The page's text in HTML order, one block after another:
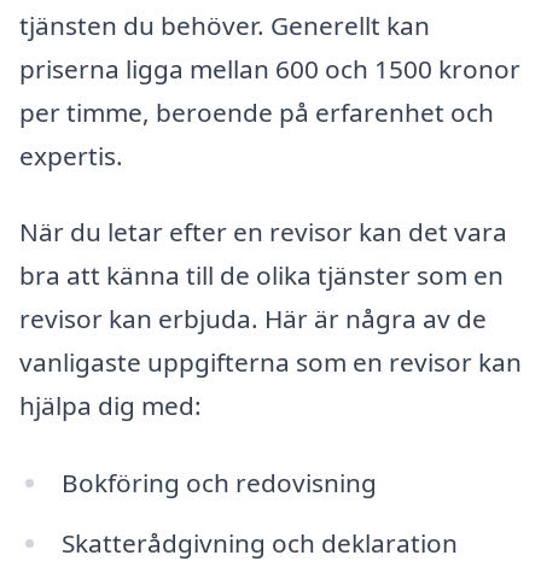
tjänsten du behöver. Generellt kan
priserna ligga mellan 600 och 1500 kronor
per timme, beroende på erfarenhet och
expertis.
När du letar efter en revisor kan det vara
bra att känna till de olika tjänster som en
revisor kan erbjuda. Här är några av de
vanligaste uppgifterna som en revisor kan
hjälpa dig med:
Bokföring och redovisning
Skatterådgivning och deklaration